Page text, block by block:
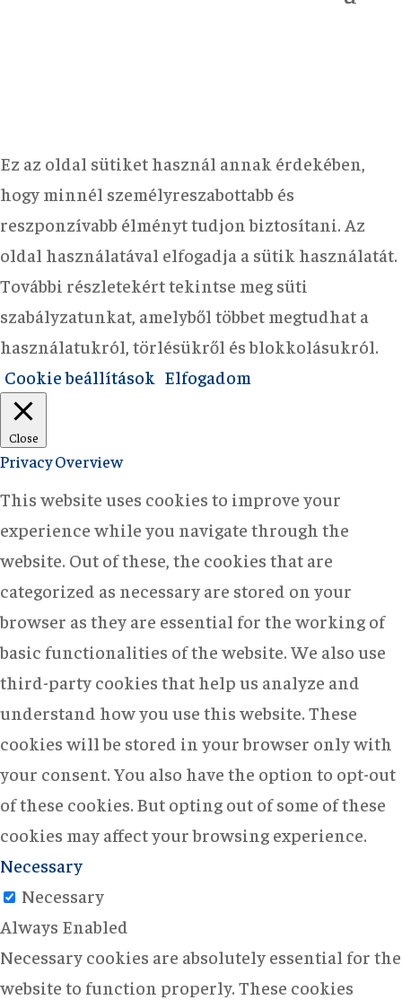
Ez az oldal sütiket használ annak érdekében,
hogy minnél személyreszabottabb és
reszponzívabb élményt tudjon biztosítani. Az
oldal használatával elfogadja a sütik használatát.
További részletekért tekintse meg süti
szabályzatunkat, amelyből többet megtudhat a
használatukról, törlésükről és blokkolásukról.
Cookie beállítások Elfogadom
Close
Privacy Overview
This website uses cookies to improve your
experience while you navigate through the
website. Out of these, the cookies that are
categorized as necessary are stored on your
browser as they are essential for the working of
basic functionalities of the website. We also use
third-party cookies that help us analyze and
understand how you use this website. These
cookies will be stored in your browser only with
your consent. You also have the option to opt-out
of these cookies. But opting out of some of these
cookies may affect your browsing experience.
Necessary
Necessary
Always Enabled
Necessary cookies are absolutely essential for the
website to function properly. These cookies